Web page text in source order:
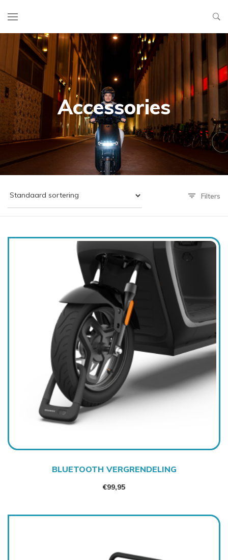
Accessories
Filters
BLUETOOTH VERGRENDELING
€99,95